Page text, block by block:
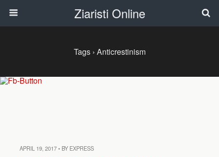
Ziaristi Online
Tags › Anticrestinism
APRIL 19, 2017 • BY EXPRESS